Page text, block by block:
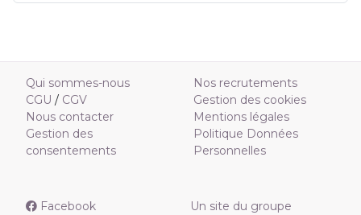
Qui sommes-nous
CGU / CGV
Nous contacter
Gestion des
consentements
Nos recrutements
Gestion des cookies
Mentions légales
Politique Données
Personnelles
Facebook
Un site du groupe